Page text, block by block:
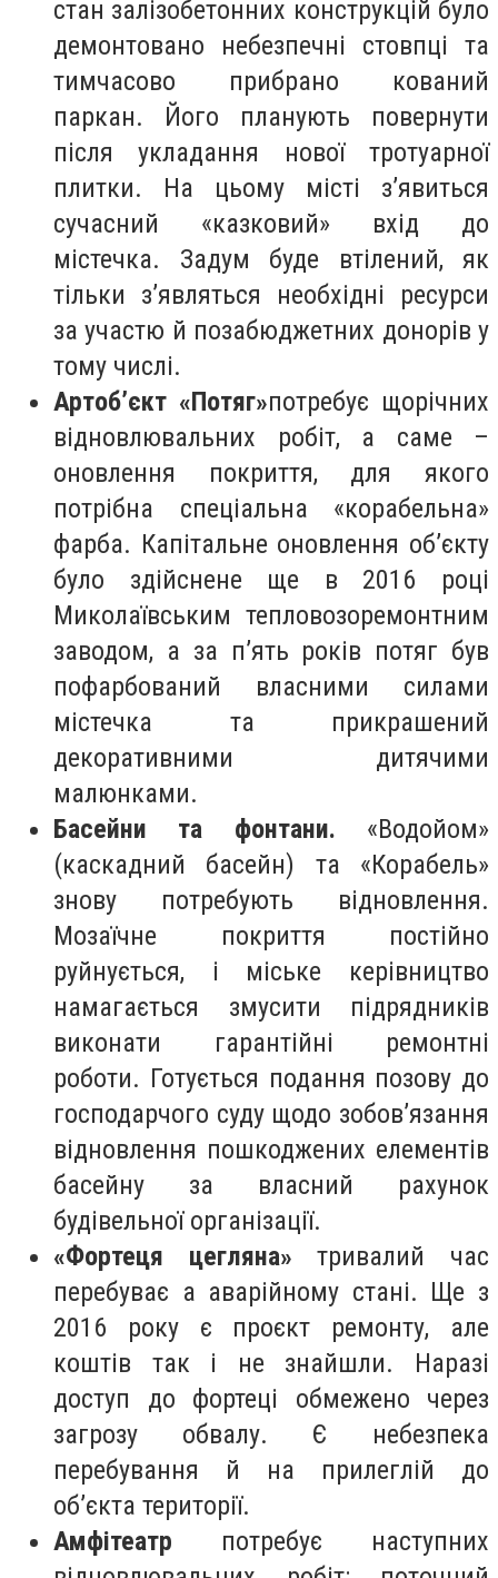
стан залізобетонних конструкцій було
демонтовано небезпечні стовпці та
тимчасово прибрано кований
паркан. Його планують повернути
після укладання нової тротуарної
плитки. На цьому місті з’явиться
сучасний «казковий» вхід до
містечка. Задум буде втілений, як
тільки з’являться необхідні ресурси
за участю й позабюджетних донорів у
тому числі.
Артоб’єкт «Потяг»потребує щорічних
відновлювальних робіт, а саме –
оновлення покриття, для якого
потрібна спеціальна «корабельна»
фарба. Капітальне оновлення об’єкту
було здійснене ще в 2016 році
Миколаївським тепловозоремонтним
заводом, а за п’ять років потяг був
пофарбований власними силами
містечка та прикрашений
декоративними дитячими
малюнками.
Басейни та фонтани. «Водойом»
(каскадний басейн) та «Корабель»
знову потребують відновлення.
Мозаїчне покриття постійно
руйнується, і міське керівництво
намагається змусити підрядників
виконати гарантійні ремонтні
роботи. Готується подання позову до
господарчого суду щодо зобов’язання
відновлення пошкоджених елементів
басейну за власний рахунок
будівельної організації.
«Фортеця цегляна» тривалий час
перебуває а аварійному стані. Ще з
2016 року є проєкт ремонту, але
коштів так і не знайшли. Наразі
доступ до фортеці обмежено через
загрозу обвалу. Є небезпека
перебування й на прилеглій до
об’єкта території.
Амфітеатр потребує наступних